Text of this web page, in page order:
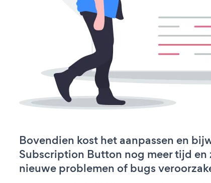
Bovendien kost het aanpassen en
Subscription Button nog meer tijd
nieuwe problemen of bugs